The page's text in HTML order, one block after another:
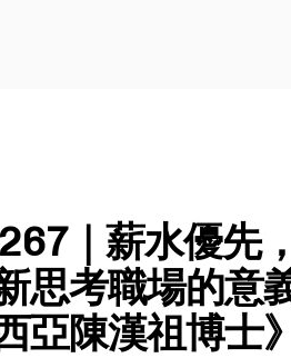
｜薪水優先
思考職場的意
亞陳漢祖博士》